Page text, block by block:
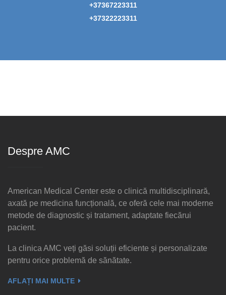
+37367223311
+37322223311
Despre AMC
American Medical Center este o clinică multidisciplinară,
axată pe medicina funcțională, ce oferă cele mai moderne
metode de diagnostic și tratament, adaptate fiecărui
pacient.
La clinica AMC veți găsi soluții eficiente și personalizate
pentru orice problemă de sănătate.
AFLAȚI MAI MULTE